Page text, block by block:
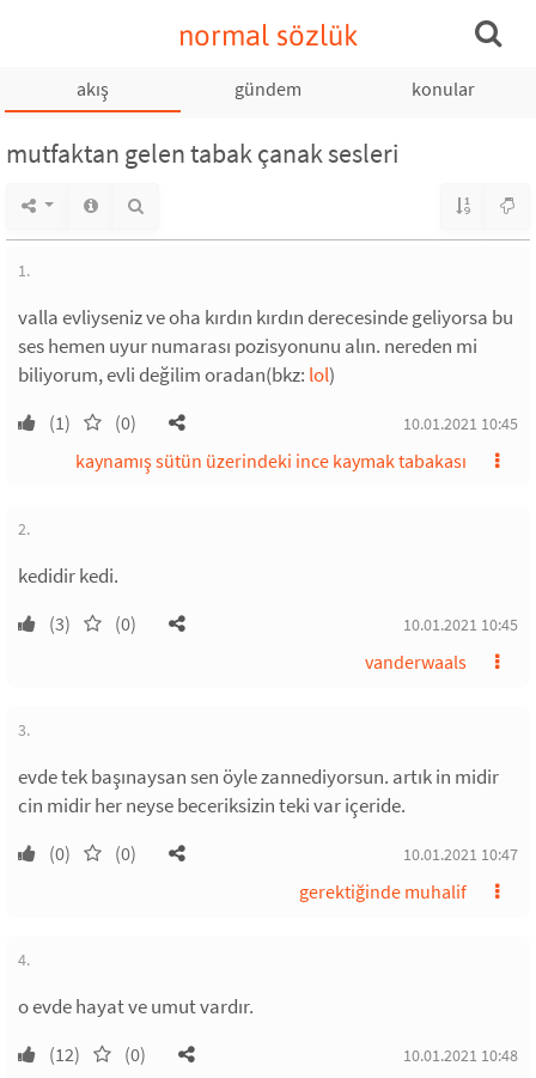
normal sözlük
akış gündem konular
mutfaktan gelen tabak çanak sesleri
1.
valla evliyseniz ve oha kırdın kırdın derecesinde geliyorsa bu
ses hemen uyur numarası pozisyonunu alın. nereden mi
biliyorum, evli değilim oradan(bkz: lol)
(1) (0) 10.01.2021 10:45
kaynamış sütün üzerindeki ince kaymak tabakası
2.
kedidir kedi.
(3) (0) 10.01.2021 10:45
vanderwaals
3.
evde tek başınaysan sen öyle zannediyorsun. artık in midir
cin midir her neyse beceriksizin teki var içeride.
(0) (0) 10.01.2021 10:47
gerektiğinde muhalif
4.
o evde hayat ve umut vardır.
(12) (0) 10.01.2021 10:48